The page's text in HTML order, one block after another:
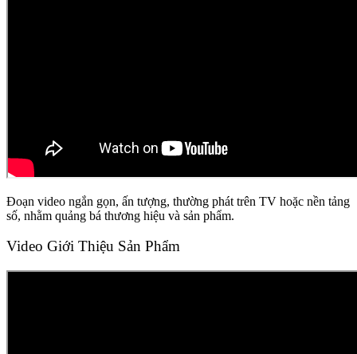
Đoạn video ngắn gọn, ấn tượng, thường phát trên TV hoặc nền tảng
số, nhằm quảng bá thương hiệu và sản phẩm.
Video Giới Thiệu Sản Phẩm